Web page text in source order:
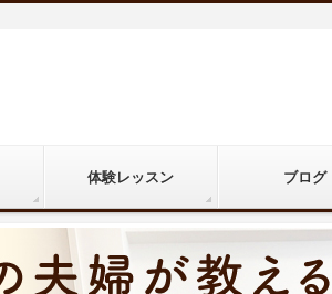
体験レッスン ブログ